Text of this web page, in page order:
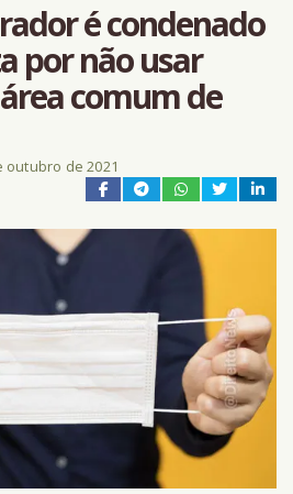
é condenado
por não usar
comum de
outubro de 2021